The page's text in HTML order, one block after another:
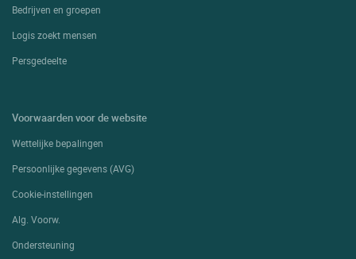
Bedrijven en groepen
Logis zoekt mensen
Persgedeelte
Voorwaarden voor de website
Wettelijke bepalingen
Persoonlijke gegevens (AVG)
Cookie-instellingen
Alg. Voorw.
Ondersteuning